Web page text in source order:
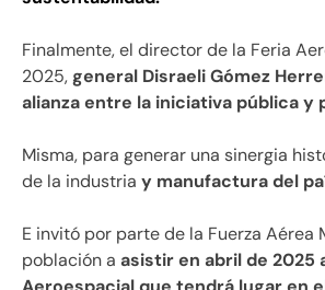
Finalmente, el director de la Feria
2025,general Disraeli Gómez
alianza entre la iniciativa pública y
Misma, para generar una sinergia
de la industria y manufactura del
E invitó por parte de la Fuerza Aérea
población a asistir en abril de 2025